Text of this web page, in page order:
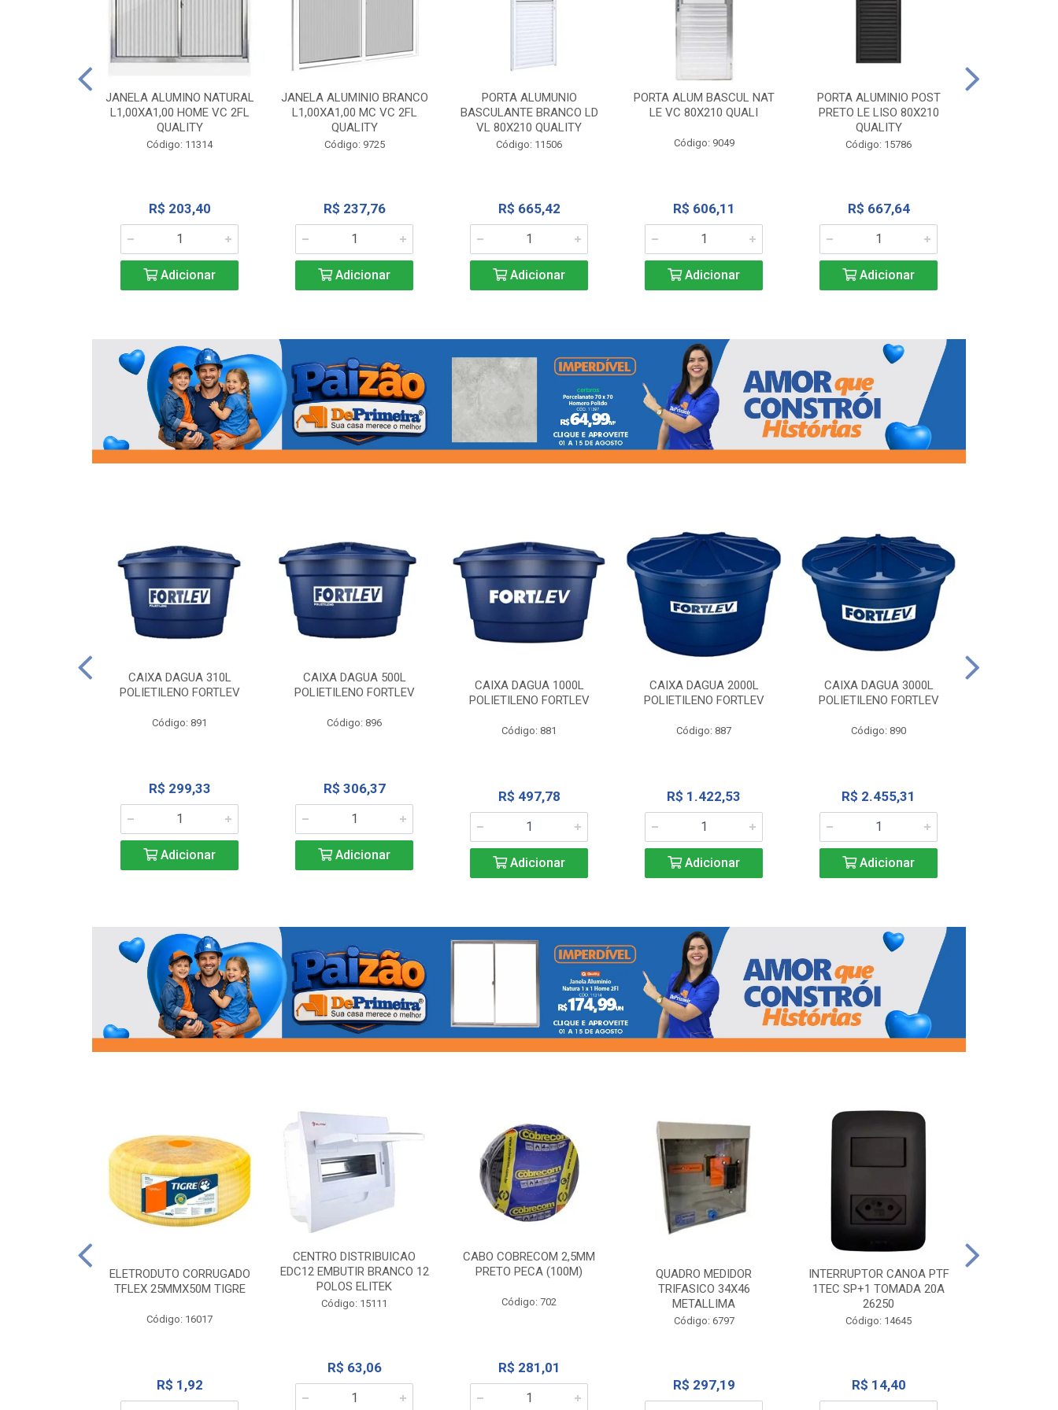
JANELA ALUMINO NATURAL
L1,00XA1,00 HOME VC 2FL
QUALITY
Código: 11314
R$ 203,40
Adicionar
JANELA ALUMINIO BRANCO
L1,00XA1,00 MC VC 2FL
QUALITY
Código: 9725
R$ 237,76
Adicionar
PORTA ALUMUNIO
BASCULANTE BRANCO LD
VL 80X210 QUALITY
Código: 11506
R$ 665,42
Adicionar
PORTA ALUM BASCUL NAT
LE VC 80X210 QUALI
Código: 9049
R$ 606,11
Adicionar
PORTA ALUMINIO POST
PRETO LE LISO 80X210
QUALITY
Código: 15786
R$ 667,64
Adicionar
CAIXA DAGUA 310L
POLIETILENO FORTLEV
Código: 891
R$ 299,33
Adicionar
CAIXA DAGUA 500L
POLIETILENO FORTLEV
Código: 896
R$ 306,37
Adicionar
CAIXA DAGUA 1000L
POLIETILENO FORTLEV
Código: 881
R$ 497,78
Adicionar
CAIXA DAGUA 2000L
POLIETILENO FORTLEV
Código: 887
R$ 1.422,53
Adicionar
CAIXA DAGUA 3000L
POLIETILENO FORTLEV
Código: 890
R$ 2.455,31
Adicionar
ELETRODUTO CORRUGADO
TFLEX 25MMX50M TIGRE
Código: 16017
R$ 1,92
CENTRO DISTRIBUICAO
EDC12 EMBUTIR BRANCO 12
POLOS ELITEK
Código: 15111
R$ 63,06
CABO COBRECOM 2,5MM
PRETO PECA (100M)
Código: 702
R$ 281,01
QUADRO MEDIDOR
TRIFASICO 34X46
METALLIMA
Código: 6797
R$ 297,19
INTERRUPTOR CANOA PTF
1TEC SP+1 TOMADA 20A
26250
Código: 14645
R$ 14,40